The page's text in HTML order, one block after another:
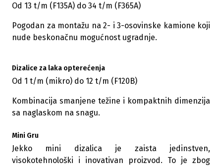
Od 13 t/m (F135A) do 34 t/m (F365A)
Pogodan za montažu na 2- i 3-osovinske kamione koji
nude beskonačnu mogućnost ugradnje.
Dizalice za laka opterećenja
Od 1 t/m (mikro) do 12 t/m (F120B)
Kombinacija smanjene težine i kompaktnih dimenzija
sa naglaskom na snagu.
Mini Gru
Jekko mini dizalica je zaista jedinstven,
visokotehnološki i inovativan proizvod. To je zbog